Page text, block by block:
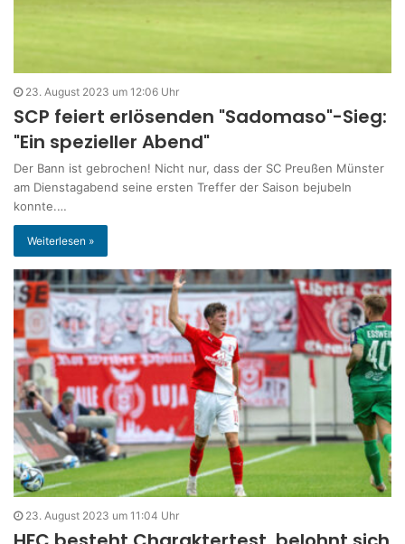
23. August 2023 um 12:06 Uhr
SCP feiert erlösenden "Sadomaso"-Sieg:
"Ein spezieller Abend"
Der Bann ist gebrochen! Nicht nur, dass der SC Preußen Münster
am Dienstagabend seine ersten Treffer der Saison bejubeln
konnte.…
Weiterlesen »
23. August 2023 um 11:04 Uhr